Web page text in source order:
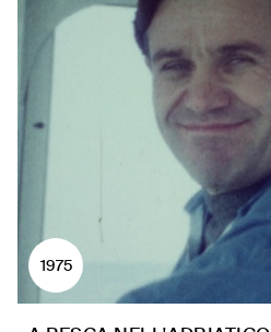
1975